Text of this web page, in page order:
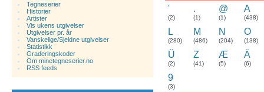
Tegneserier
Historier.
Artister
Vis ukens utgivelser
Utgivelser pr. år
Vanskelige/Sjeldne utgivelser
Statistikk
Graderingskoder
Om minetegneserier.no
RSS feeds
'
(2)
.
(1)
@
(1)
A
(438)
L
(280)
M
(486)
N
(204)
O
(138)
Ü
(2)
Z
(41)
Æ
(5)
Ä
(6)
9
(3)